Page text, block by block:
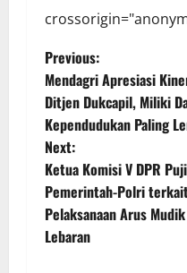
P
o
s
t
n
a
Previous:
Mendagri Apresiasi
Ditjen Dukcapil, Miliki
Kependudukan Paling
Next:
Ketua Komisi V DPR Puji
Pemerintah-Polri
Pelaksanaan Arus Mudik
Lebaran